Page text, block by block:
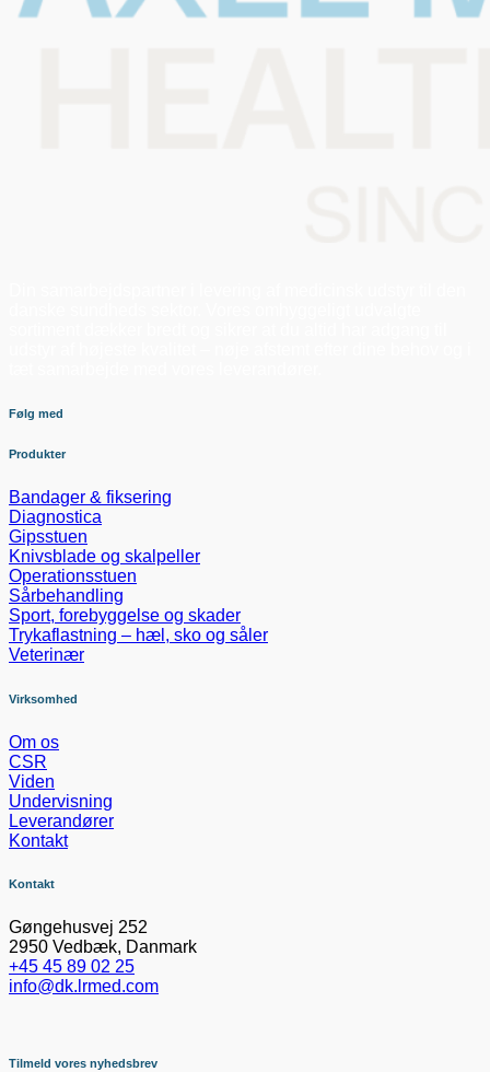
Følg med
Produkter
Bandager & fiksering
Diagnostica
Gipsstuen
Knivsblade og skalpeller
Operationsstuen
Sårbehandling
Sport, forebyggelse og skader
Trykaflastning – hæl, sko og såler
Veterinær
Virksomhed
Om os
CSR
Viden
Undervisning
Leverandører
Kontakt
Kontakt
Gøngehusvej 252
2950 Vedbæk, Danmark
+45 45 89 02 25
info@dk.lrmed.com
Tilmeld vores nyhedsbrev